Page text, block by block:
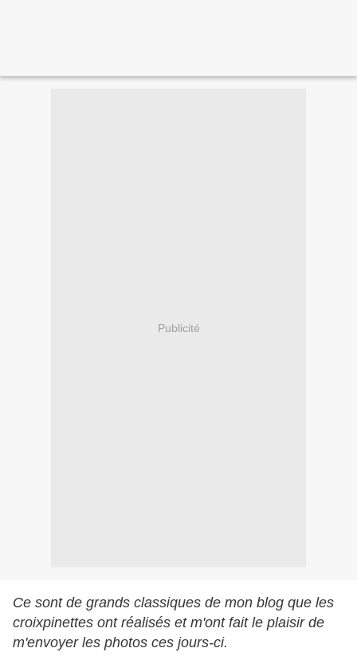
Publicité
Ce sont de grands classiques de mon blog que les
croixpinettes ont réalisés et m'ont fait le plaisir de
m'envoyer les photos ces jours-ci.